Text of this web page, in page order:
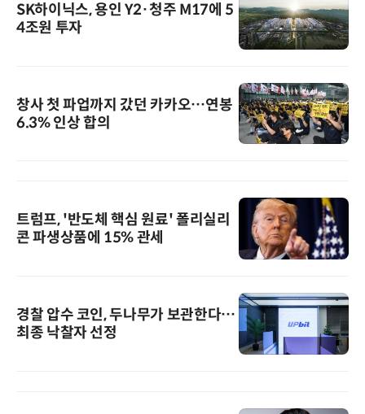
SK하이닉스, 용인 Y2·청주 M17에 5
4조원 투자
창사 첫 파업까지 갔던 카카오…연봉
6.3% 인상 합의
트럼프, '반도체 핵심 원료' 폴리실리
콘 파생상품에 15% 관세
경찰 압수 코인, 두나무가 보관한다…
최종 낙찰자 선정